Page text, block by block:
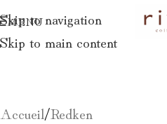
Skip to navigation
Skip to main content
MENU
Accueil/Redken